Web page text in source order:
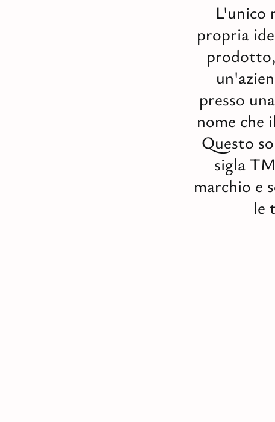
L'unico
propria
presso
nome che
Questo
sigla
marchio e
le